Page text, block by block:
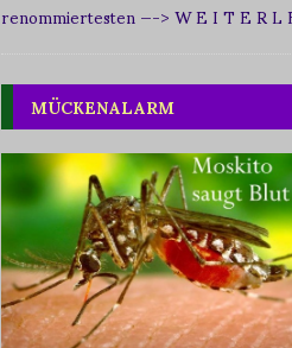
renommiertesten—-> W E I T E R L
MÜCKENALARM